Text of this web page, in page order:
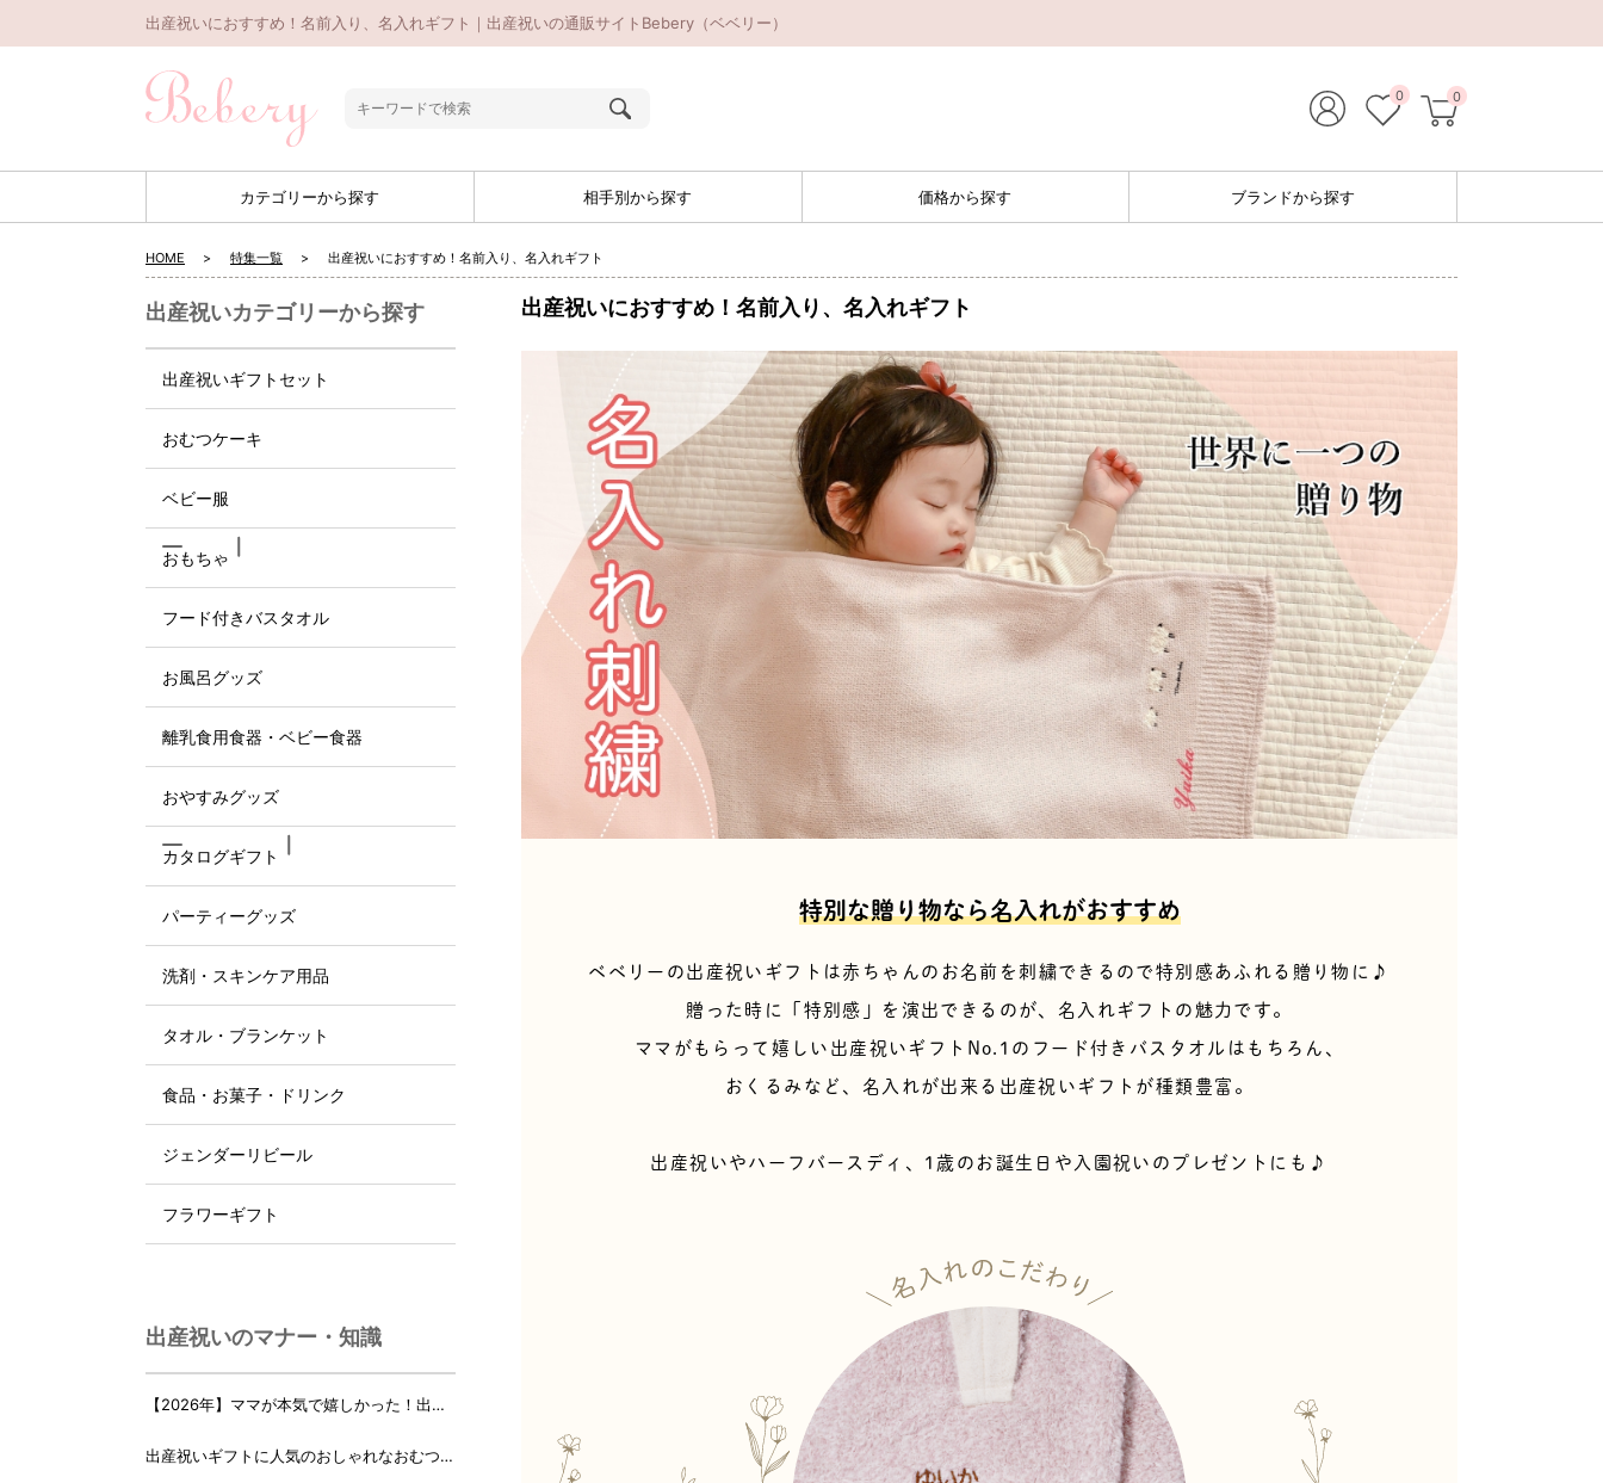
出産祝いにおすすめ！名前入り、名入れギフト｜出産祝いの通販サイトBebery（ベベリー）
0 0
カテゴリーから探す 相手別から探す 価格から探す ブランドから探す
HOME 特集一覧 出産祝いにおすすめ！名前入り、名入れギフト
出産祝いにおすすめ！名前入り、名入れギフト
特別な贈り物なら名入れがおすすめ
ベベリーの出産祝いギフトは赤ちゃんの お名前を刺繍できるので特別感あふれる贈り物に♪
贈った時に「特別感」を演出できるのが、 名入れギフトの魅力です。
ママがもらって嬉しい出産祝いギフトNo.1の フード付きバスタオルはもちろん、
おくるみなど、名入れが出来る出産祝いギフトが種類豊富。
出産祝いやハーフバースディ、 1歳のお誕生日や入園祝いのプレゼントにも♪
出産祝いカテゴリーから探す
出産祝いギフトセット
おむつケーキ
ベビー服
おもちゃ
フード付きバスタオル
お風呂グッズ
離乳食用食器・ベビー食器
おやすみグッズ
カタログギフト
パーティーグッズ
洗剤・スキンケア用品
タオル・ブランケット
食品・お菓子・ドリンク
ジェンダーリビール
フラワーギフト
出産祝いのマナー・知識
【2026年】ママが本気で嬉しかった！出産
出産祝いギフトに人気のおしゃれなおむつケ